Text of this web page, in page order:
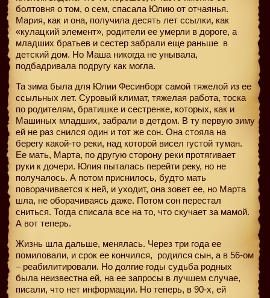
болтовня о том, о сем, спасала Юлию от отчаянья.
Мария, как и она, получила десять лет ссылки, как
«кулацкий элемент», родители ее умерли в дороге, а
младших братьев и сестер забрали еще раньше в
детский дом. Но Маша никогда не унывала,
подбадривала подругу как могла.
Та зима была для Юлии Фесинборг самой тяжелой из ее
ссыльных лет. Суровый климат, тяжелая работа, тоска
по родителям, братишке и сестренке, которых, как и
Машиных младших, забрали в детдом. В ту первую зиму
ей не раз снился один и тот же сон. Она стояла на
берегу какой-то реки, над которой висел густой туман.
Ее мать, Марта, по другую сторону реки протягивает
руки к дочери. Юлия пыталась перейти реку, но не
получалось. А потом приснилось, будто мать
поворачивается к ней, и уходит, она зовет ее, но Марта
шла, не оборачиваясь даже. Потом сон перестал
сниться. Тогда списала все на то, что скучает за мамой.
А вот теперь.
Жизнь шла дальше, менялась. Через три года ее
помиловали, и срок ее кончился, родился сын, а в 56-ом
– реабилитировали. Но долгие годы судьба родных
была неизвестна ей, на ее запросы в лучшем случае,
писали, что нет информации. Но теперь, в 90-х, ей